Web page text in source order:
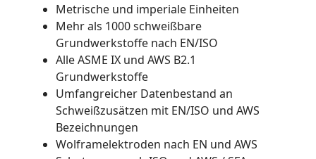
Metrische und imperiale Einheiten
Mehr als 1000 schweißbare
Grundwerkstoffe nach EN/ISO
Alle ASME IX und AWS B2.1
Grundwerkstoffe
Umfangreicher Datenbestand an
Schweißzusätzen mit EN/ISO und AWS
Bezeichnungen
Wolframelektroden nach EN und AWS